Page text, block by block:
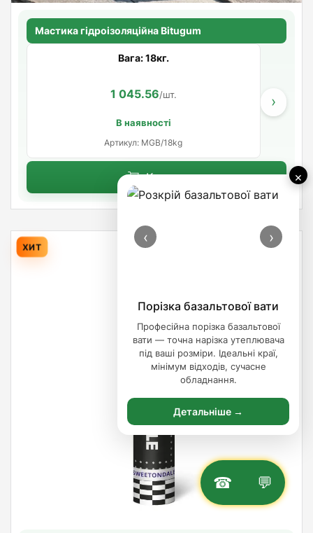
☎ 💬
×
‹ ›
Порізка базальтової вати
Професійна порізка базальтової
вати — точна нарізка утеплювача
під ваші розміри. Ідеальні краї,
мінімум відходів, сучасне
обладнання.
Детальніше →
Мастика гідроізоляційна Bitugum
Вага: 18кг.
1 045.56/шт.
В наявності
Артикул: MGB/18kg
›
Купити
ХИТ